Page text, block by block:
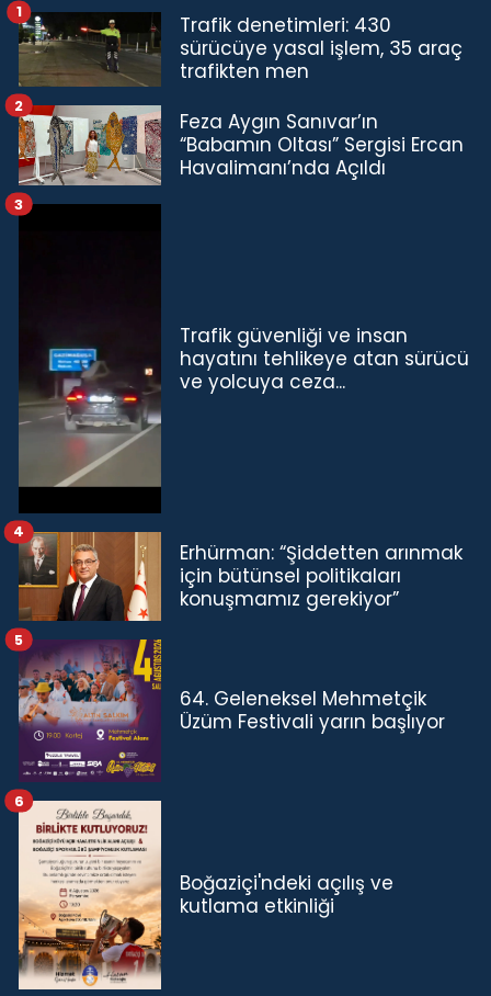
Trafik denetimleri: 430
sürücüye yasal işlem, 35 araç
trafikten men
1
Feza Aygın Sanıvar’ın
“Babamın Oltası” Sergisi Ercan
Havalimanı’nda Açıldı
2
Trafik güvenliği ve insan
hayatını tehlikeye atan sürücü
ve yolcuya ceza...
3
Erhürman: “Şiddetten arınmak
için bütünsel politikaları
konuşmamız gerekiyor”
4
64. Geleneksel Mehmetçik
Üzüm Festivali yarın başlıyor
5
Boğaziçi'ndeki açılış ve
kutlama etkinliği
6